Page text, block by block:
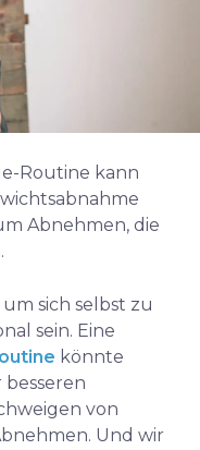
Routine kann
Abnehmen, die
sich selbst zu
sein. Eine
könnte
von
Und wir